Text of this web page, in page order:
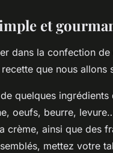
et
dans la confection
que nous allons
quelques
oeufs, beurre,
crème, ainsi que des
mettez votre